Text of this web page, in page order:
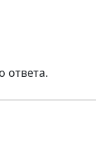
ответа.